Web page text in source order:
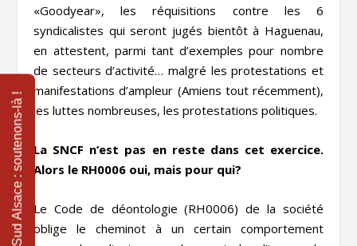
«Goodyear», les réquisitions contre les 6
syndicalistes qui seront jugés bientôt à Haguenau,
en attestent, parmi tant d’exemples pour nombre
de secteurs d’activité… malgré les protestations et
manifestations d’ampleur (Amiens tout récemment),
les luttes nombreuses, les protestations politiques.
La SNCF n’est pas en reste dans cet exercice.
Alors le RH0006 oui, mais pour qui?
Le Code de déontologie (RH0006) de la société
oblige le cheminot à un certain comportement